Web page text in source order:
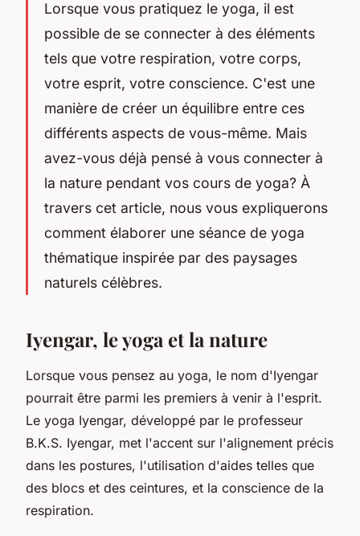
Lorsque vous pratiquez le yoga, il est
possible de se connecter à des éléments
tels que votre respiration, votre corps,
votre esprit, votre conscience. C'est une
manière de créer un équilibre entre ces
différents aspects de vous-même. Mais
avez-vous déjà pensé à vous connecter à
la nature pendant vos cours de yoga? À
travers cet article, nous vous expliquerons
comment élaborer une séance de yoga
thématique inspirée par des paysages
naturels célèbres.
Iyengar, le yoga et la nature
Lorsque vous pensez au yoga, le nom d'Iyengar
pourrait être parmi les premiers à venir à l'esprit.
Le yoga Iyengar, développé par le professeur
B.K.S. Iyengar, met l'accent sur l'alignement précis
dans les postures, l'utilisation d'aides telles que
des blocs et des ceintures, et la conscience de la
respiration.